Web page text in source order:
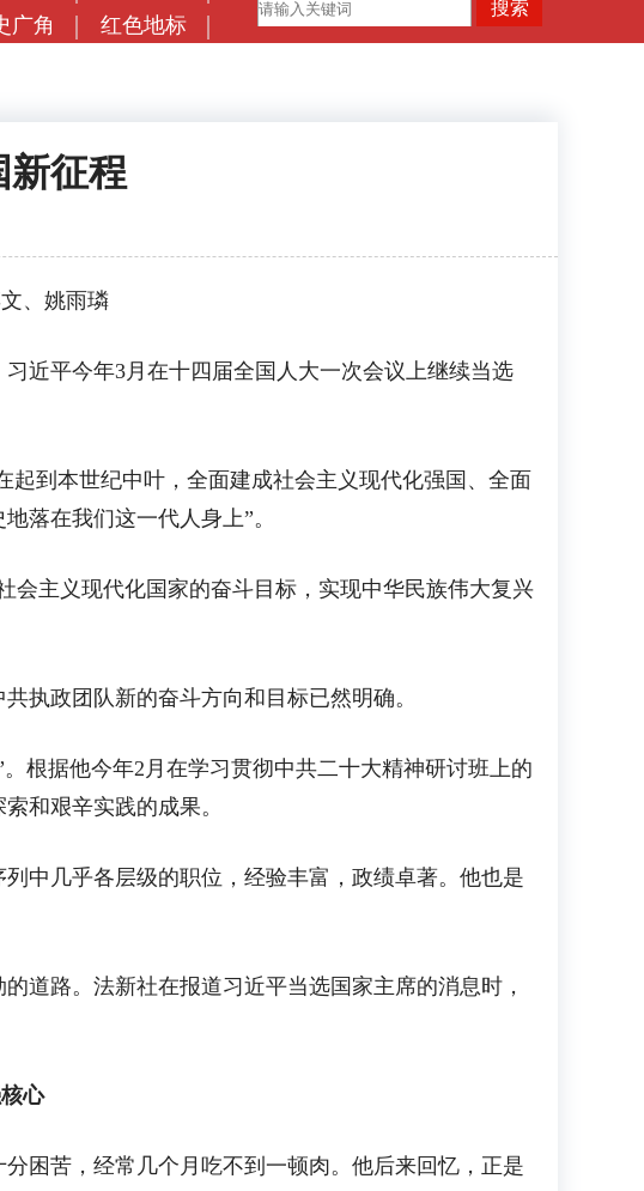
广角 红色地标
新征程
、姚雨璘
近平今年3月在十四届全国人大一次会议上继续当选
到本世纪中叶，全面建成社会主义现代化强国、全面
落在我们这一代人身上”。
主义现代化国家的奋斗目标，实现中华民族伟大复兴
政团队新的奋斗方向和目标已然明确。
据他今年2月在学习贯彻中共二十大精神研讨班上的
和艰辛实践的成果。
中几乎各层级的职位，经验丰富，政绩卓著。他也是
路。法新社在报道习近平当选国家主席的消息时，
心
困苦，经常几个月吃不到一顿肉。他后来回忆，正是